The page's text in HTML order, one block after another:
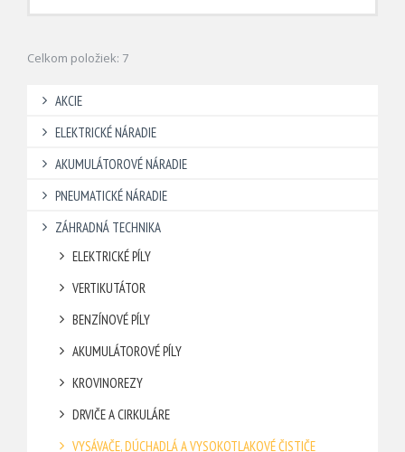
Celkom položiek: 7
AKCIE
ELEKTRICKÉ NÁRADIE
AKUMULÁTOROVÉ NÁRADIE
PNEUMATICKÉ NÁRADIE
ZÁHRADNÁ TECHNIKA
ELEKTRICKÉ PÍLY
VERTIKUTÁTOR
BENZÍNOVÉ PÍLY
AKUMULÁTOROVÉ PÍLY
KROVINOREZY
DRVIČE A CIRKULÁRE
VYSÁVAČE, DÚCHADLÁ A VYSOKOTLAKOVÉ ČISTIČE